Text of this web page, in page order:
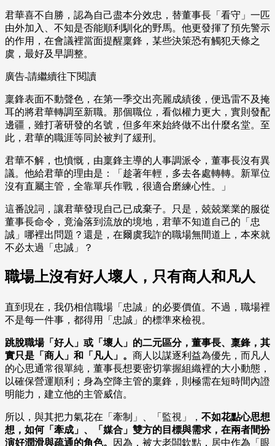
君華喜不自勝，認為自己盡本分效忠，替董事長「看守」一匹
由外加入、不知是否能順利馴化的野馬。他更發揮了預先警示
的作用，在會議裡當面提醒稟鋒，某些決策恐有觸犯天條之
虞，最好及早調整。
廣告-請繼續往下閱讀
稟鋒表面不動聲色，在第一季交出亮麗成績後，便迅雷不及掩
耳的將君華轉調至新職。那個職位，看似權力更大，實則發配
邊疆，雖打著研發的名號，但多年來始終做不出什麼名堂。至
此，君華的職涯等同於被判了緩刑。
君華不解，也憤慨，由稟鋒主導的人事調派令，董事長沒有異
議。他給君華的理由是：「趁著年輕，多去各處轉轉。新單位
沒有直屬主管，全靠單兵作戰，很適合磨練心性。」
這番說詞，讓君華發現自己已成棄子。只是，兢兢業業的服從
董事長命令，竟淪落到流放的境地，君華不知道自己的「忠
誠」哪裡出問題？還是，在爾虞我詐的職場無間道上，本來就
不必太過「忠誠」？
職場上沒有好人壞人，只有商人和凡人
直到現在，我仍相信職場「忠誠」的必要價值。不過，職場裡
不是每一件事，都得用「忠誠」的標準來檢視。
跳脫職場「好人」或「壞人」的二元區分，董事長、稟鋒，其
實只是「商人」和「凡人」 。 商人以謀逐利益為優先，而凡人
的心思通常很單純，董事長想要密切掌握組織裡的大小動態，
以確保營運順利；身為空降主管的稟鋒，則極需在短時間內證
明能力，建立他的主管威信。
所以，與其把力氣花在「牽制」、「監視」， 不如花點心思想
想，如何「牽成」、「媒合」雙方的目標與需求，在兩者間扮
演好潤滑與疏通的角色。
因為，被大老闆欽點，居中作為「眼